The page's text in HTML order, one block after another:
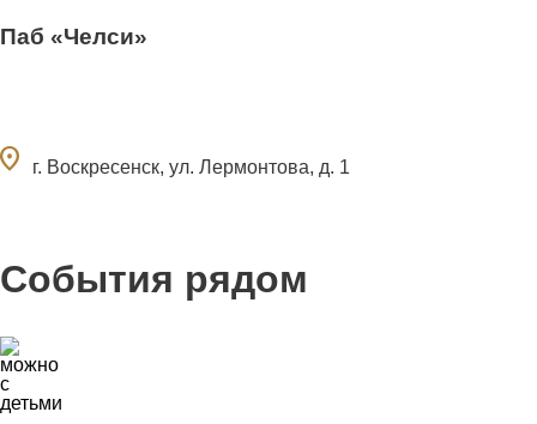
Паб «Челси»
г. Воскресенск, ул. Лермонтова, д. 1
События рядом